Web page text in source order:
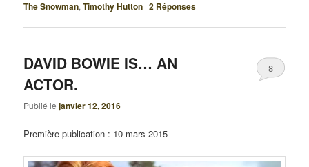
The Snowman,Timothy Hutton |2 Réponses
DAVID BOWIE IS… AN
ACTOR.
Publié lejanvier 12, 2016
8
Première publication : 10 mars 2015